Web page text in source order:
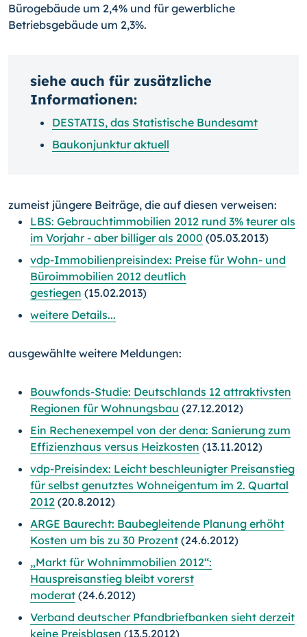
Bürogebäude um 2,4% und für gewerbliche
Betriebsgebäude um 2,3%.
siehe auch für zusätzliche
Informationen:
DESTATIS, das Statistische Bundesamt
Baukonjunktur aktuell
zumeist jüngere Beiträge, die auf diesen verweisen:
LBS: Gebrauchtimmobilien 2012 rund 3% teurer als
im Vorjahr - aber billiger als 2000 (05.03.2013)
vdp-Immobilienpreisindex: Preise für Wohn- und
Büroimmobilien 2012 deutlich
gestiegen (15.02.2013)
weitere Details...
ausgewählte weitere Meldungen:
Bouwfonds-Studie: Deutschlands 12 attraktivsten
Regionen für Wohnungsbau (27.12.2012)
Ein Rechenexempel von der dena: Sanierung zum
Effizienzhaus versus Heizkosten (13.11.2012)
vdp-Preisindex: Leicht beschleunigter Preisanstieg
für selbst genutztes Wohneigentum im 2. Quartal
2012 (20.8.2012)
ARGE Baurecht: Baubegleitende Planung erhöht
Kosten um bis zu 30 Prozent (24.6.2012)
„Markt für Wohnimmobilien 2012“:
Hauspreisanstieg bleibt vorerst
moderat (24.6.2012)
Verband deutscher Pfandbriefbanken sieht derzeit
keine Preisblasen (13.5.2012)